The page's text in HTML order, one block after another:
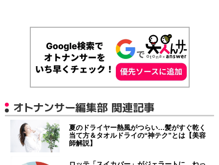
オトナンサー編集部 関連記事
夏のドライヤー熱風がつらい…髪がすぐ乾く
当て方＆タオルドライの“神テク”とは【美容
師解説】